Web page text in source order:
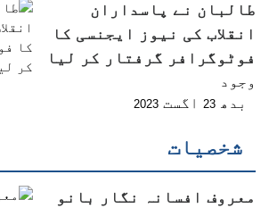
طالبان نے پاسداران
انقلاب کی نیوز ایجنسی کا
فوٹوگرافر گرفتار کر لیا
وجود
بدھ 23 اگست 2023
شخصیات
معروف افسانہ نگار بانو